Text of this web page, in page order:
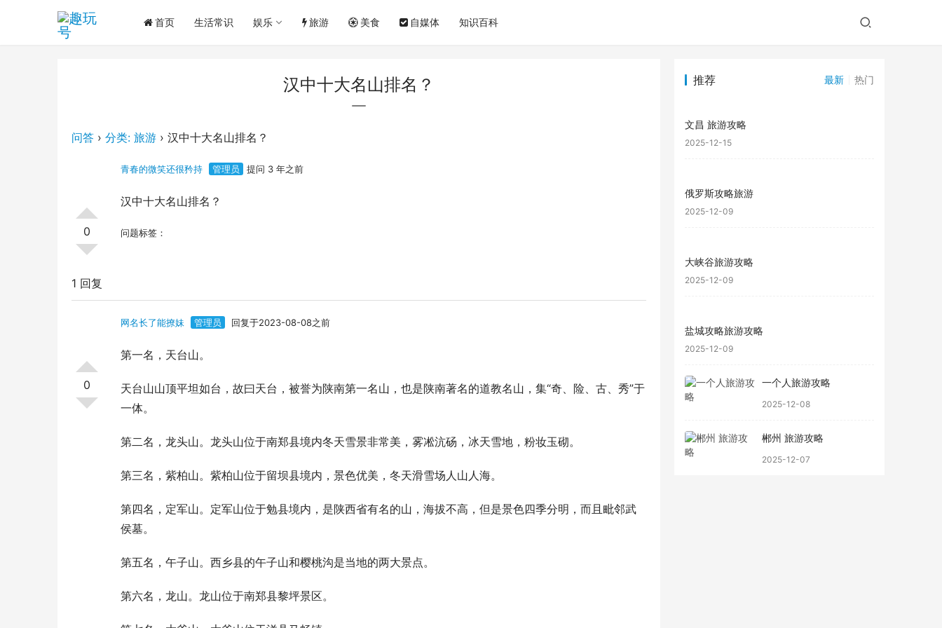
首页 生活常识 娱乐 旅游 美食 自媒体 知识百科
汉中十大名山排名？
问答 › 分类: 旅游 › 汉中十大名山排名？
0
青春的微笑还很矜持 管理员 提问 3 年之前
汉中十大名山排名？
问题标签：
1 回复
0
网名长了能撩妹 管理员 回复于2023-08-08之前
第一名，天台山。
天台山山顶平坦如台，故曰天台，被誉为陕南第一名山，也是陕南著名的道教名山，集“奇、险、古、秀”于
一体。
第二名，龙头山。龙头山位于南郑县境内冬天雪景非常美，雾凇沆砀，冰天雪地，粉妆玉砌。
第三名，紫柏山。紫柏山位于留坝县境内，景色优美，冬天滑雪场人山人海。
第四名，定军山。定军山位于勉县境内，是陕西省有名的山，海拔不高，但是景色四季分明，而且毗邻武
侯墓。
第五名，午子山。西乡县的午子山和樱桃沟是当地的两大景点。
第六名，龙山。龙山位于南郑县黎坪景区。
推荐 最新 热门
文昌 旅游攻略
2025-12-15
俄罗斯攻略旅游
2025-12-09
大峡谷旅游攻略
2025-12-09
盐城攻略旅游攻略
2025-12-09
一个人旅游攻略
2025-12-08
郴州 旅游攻略
2025-12-07